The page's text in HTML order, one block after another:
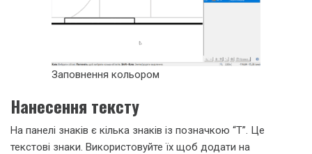
Заповнення кольором
Нанесення тексту
На панелі знаків є кілька знаків із позначкою “Т”. Це
текстові знаки. Використовуйте їх щоб додати на